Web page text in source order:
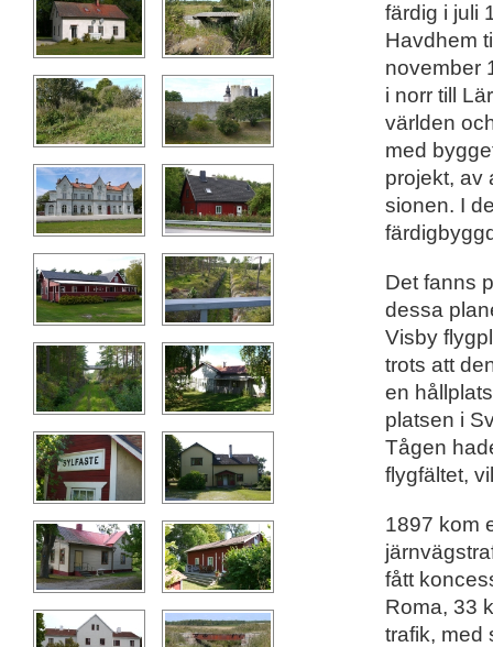
färdig i juli
Havdhem
november
i norr till
världen
med
projekt, av
sionen. I
Det fanns
dessa
Visby
trots att
en
platsen i
Tågen
flygfältet,
1897 kom
fått
Roma, 33
trafik, med